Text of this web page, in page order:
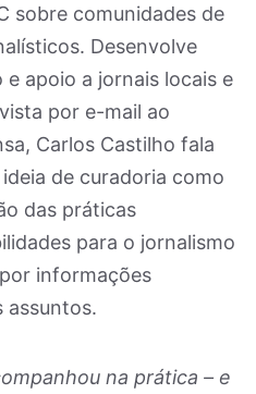
sobre comunidades de
Desenvolve
apoio a jornais locais e
por e-mail ao
Carlos Castilho fala
de curadoria como
das práticas
para o jornalismo
informações
assuntos.
na prática – e